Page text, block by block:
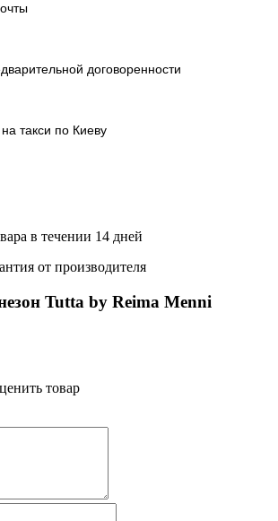
договоренности
такси по Киеву
в течении 14 дней
от производителя
Tutta by Reima Menni
товар